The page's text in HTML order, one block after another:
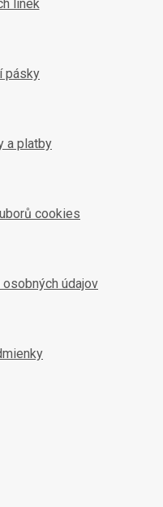
linek
pásky
a platby
cookies
údajov